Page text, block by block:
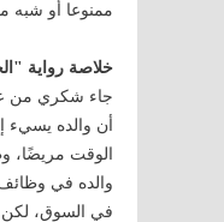
ممنوعا أو شبه
خلاصة رواية
جاء شكري من
أن والده يسيء
الوقت مريضًا،
والده في
في السوق، لكن